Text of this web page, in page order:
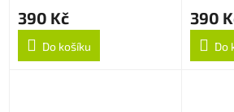
390 Kč
Do košíku
390
Do